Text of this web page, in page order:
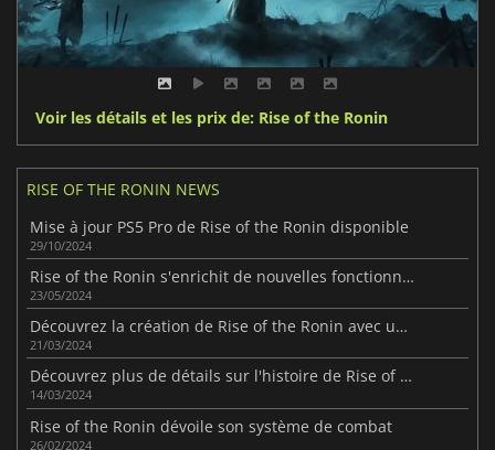
Voir les détails et les prix de: Rise of the Ronin
RISE OF THE RONIN NEWS
Mise à jour PS5 Pro de Rise of the Ronin disponible
29/10/2024
Rise of the Ronin s'enrichit de nouvelles fonctionnalités et de nouveaux contenus
23/05/2024
Découvrez la création de Rise of the Ronin avec une nouvelle vidéo
21/03/2024
Découvrez plus de détails sur l'histoire de Rise of the Ronin
14/03/2024
Rise of the Ronin dévoile son système de combat
26/02/2024